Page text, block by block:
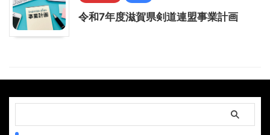
令和7年度滋賀県剣道連盟事業計画